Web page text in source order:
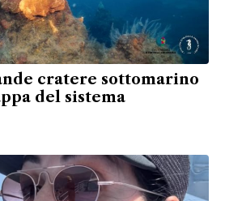
cratere sottomarino
del sistema